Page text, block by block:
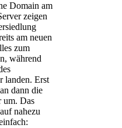
Domain am
zeigen
am neuen
zum
während
landen. Erst
dann die
um. Das
nahezu